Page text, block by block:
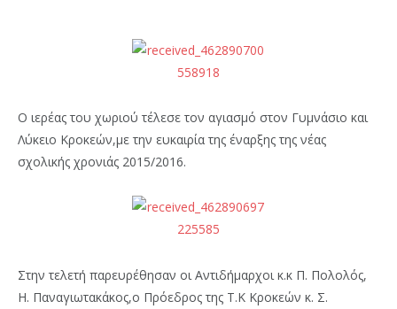
Ο ιερέας του χωριού τέλεσε τον αγιασμό στον Γυμνάσιο και
Λύκειο Κροκεών,με την ευκαιρία της έναρξης της νέας
σχολικής χρονιάς 2015/2016.
Στην τελετή παρευρέθησαν οι Αντιδήμαρχοι κ.κ Π. Πολολός,
Η. Παναγιωτακάκος,ο Πρόεδρος της Τ.Κ Κροκεών κ. Σ.